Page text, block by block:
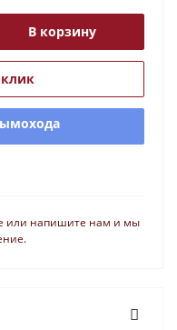
В корзину
или напишите нам и мы